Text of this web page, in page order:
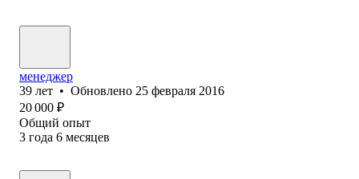
менеджер
39 лет • Обновлено 25 февраля 2016
20 000 ₽
Общий опыт
3 года 6 месяцев